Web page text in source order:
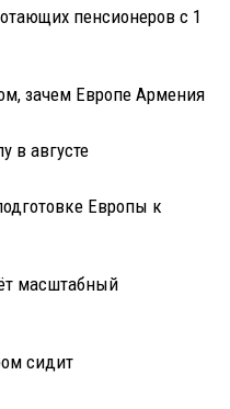
пенсионеров с 1
зачем Европе Армения
в августе
Европы к
масштабный
сидит